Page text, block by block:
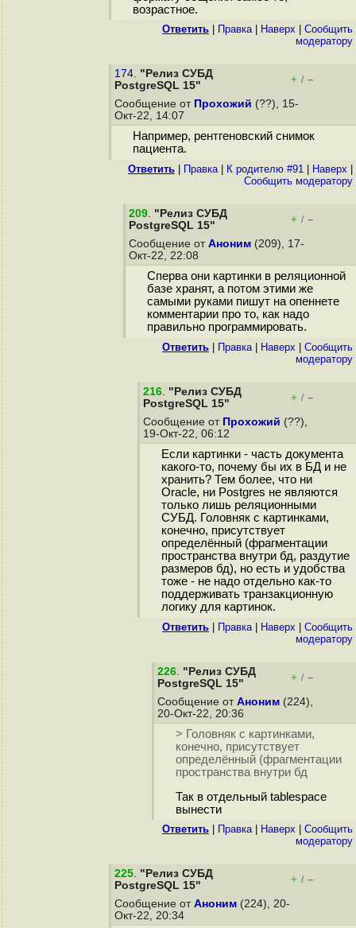
возрастное.
Ответить Правка| Наверх
Cообщить
модератору
174. "Релиз СУБД
PostgreSQL 15"
+ / –
Сообщение от Прохожий (??), 15-
Окт-22, 14:07
Например, рентгеновский снимок
пациента.
Ответить Правка| К родителю #91 Наверх
Cообщить модератору
209. "Релиз СУБД
PostgreSQL 15"
+ / –
Сообщение от Аноним (209), 17-
Окт-22, 22:08
Сперва они картинки в реляционной
базе хранят, а потом этими же
самыми руками пишут на опеннете
комментарии про то, как надо
правильно программировать.
Ответить Правка| Наверх
Cообщить
модератору
216. "Релиз СУБД
PostgreSQL 15"
+ / –
Сообщение от Прохожий (??),
19-Окт-22, 06:12
Если картинки - часть документа
какого-то, почему бы их в БД и не
хранить? Тем более, что ни
Oracle, ни Postgres не являются
только лишь реляционными
СУБД. Головняк с картинками,
конечно, присутствует
определённый (фрагментации
пространства внутри бд, раздутие
размеров бд), но есть и удобства
тоже - не надо отдельно как-то
поддерживать транзакционную
логику для картинок.
Ответить Правка| Наверх
Cообщить
модератору
226. "Релиз СУБД
PostgreSQL 15"
+ / –
Сообщение от Аноним (224),
20-Окт-22, 20:36
> Головняк с картинками,
конечно, присутствует
определённый (фрагментации
пространства внутри бд
Так в отдельный tablespace
вынести
Ответить Правка| Наверх
Cообщить
модератору
225. "Релиз СУБД
PostgreSQL 15"
+ / –
Сообщение от Аноним (224), 20-
Окт-22, 20:34